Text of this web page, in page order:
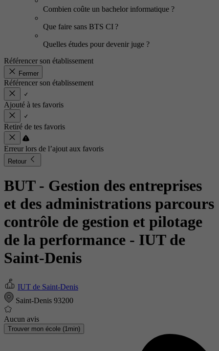
Combien coûte un bachelor informatique ?
Que faire sans BTS CI ?
Quelles études pour devenir juge ?
Référencer son établissement
Fermer
Référencer son établissement
Ajouté à tes favoris
Retiré de tes favoris
Erreur lors de l’ajout aux favoris
Retour
BUT - Gestion des entreprises
et des administrations parcours
contrôle de gestion et pilotage
de la performance - IUT de
Saint-Denis
IUT de Saint-Denis
Saint-Denis 93200
Aucun avis
Trouver mon école (1min)